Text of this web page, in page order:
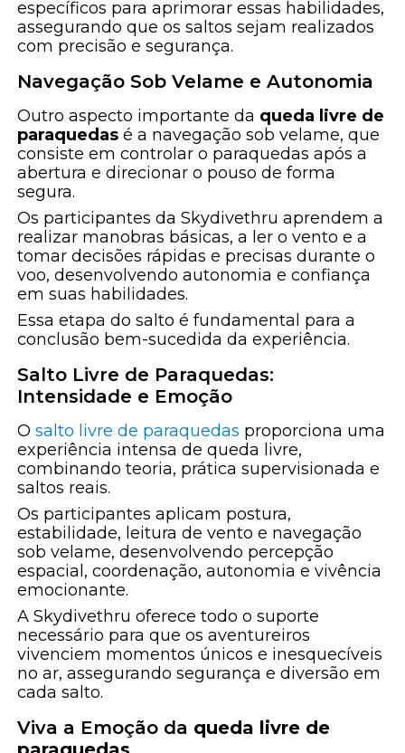
específicos para aprimorar essas habilidades,
assegurando que os saltos sejam realizados
com precisão e segurança.
Navegação Sob Velame e Autonomia
Outro aspecto importante da queda livre de
paraquedas é a navegação sob velame, que
consiste em controlar o paraquedas após a
abertura e direcionar o pouso de forma
segura.
Os participantes da Skydivethru aprendem a
realizar manobras básicas, a ler o vento e a
tomar decisões rápidas e precisas durante o
voo, desenvolvendo autonomia e confiança
em suas habilidades.
Essa etapa do salto é fundamental para a
conclusão bem-sucedida da experiência.
Salto Livre de Paraquedas:
Intensidade e Emoção
Osalto livre de paraquedas proporciona uma
experiência intensa de queda livre,
combinando teoria, prática supervisionada e
saltos reais.
Os participantes aplicam postura,
estabilidade, leitura de vento e navegação
sob velame, desenvolvendo percepção
espacial, coordenação, autonomia e vivência
emocionante.
A Skydivethru oferece todo o suporte
necessário para que os aventureiros
vivenciem momentos únicos e inesquecíveis
no ar, assegurando segurança e diversão em
cada salto.
Viva a Emoção da queda livre de